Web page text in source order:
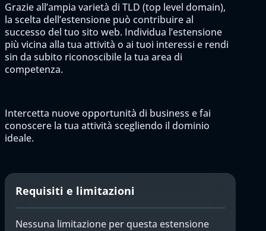
Grazie all’ampia varietà di TLD (top level domain),
la scelta dell’estensione può contribuire al
successo del tuo sito web. Individua l’estensione
più vicina alla tua attività o ai tuoi interessi e rendi
sin da subito riconoscibile la tua area di
competenza.
Intercetta nuove opportunità di business e fai
conoscere la tua attività scegliendo il dominio
ideale.
Requisiti e limitazioni
Nessuna limitazione per questa estensione